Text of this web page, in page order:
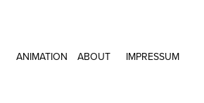
ANIMATION ABOUT IMPRESSUM